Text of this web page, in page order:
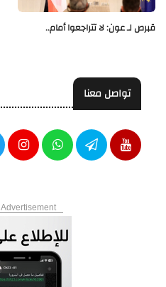
قبرص لـ عون: لا تتراجعوا أمام..
تواصل معنا
Advertisement